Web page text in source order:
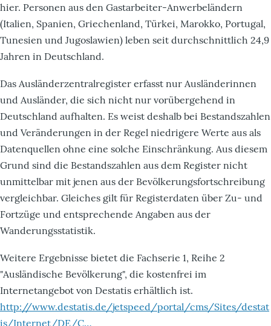
hier. Personen aus den Gastarbeiter-Anwerbeländern
(Italien, Spanien, Griechenland, Türkei, Marokko, Portugal,
Tunesien und Jugoslawien) leben seit durchschnittlich 24,9
Jahren in Deutschland.
Das Ausländerzentralregister erfasst nur Ausländerinnen
und Ausländer, die sich nicht nur vorübergehend in
Deutschland aufhalten. Es weist deshalb bei Bestandszahlen
und Veränderungen in der Regel niedrigere Werte aus als
Datenquellen ohne eine solche Einschränkung. Aus diesem
Grund sind die Bestandszahlen aus dem Register nicht
unmittelbar mit jenen aus der Bevölkerungsfortschreibung
vergleichbar. Gleiches gilt für Registerdaten über Zu- und
Fortzüge und entsprechende Angaben aus der
Wanderungsstatistik.
Weitere Ergebnisse bietet die Fachserie 1, Reihe 2
"Ausländische Bevölkerung", die kostenfrei im
Internetangebot von Destatis erhältlich ist.
http://www.destatis.de/jetspeed/portal/cms/Sites/destat
is/Internet/DE/C…